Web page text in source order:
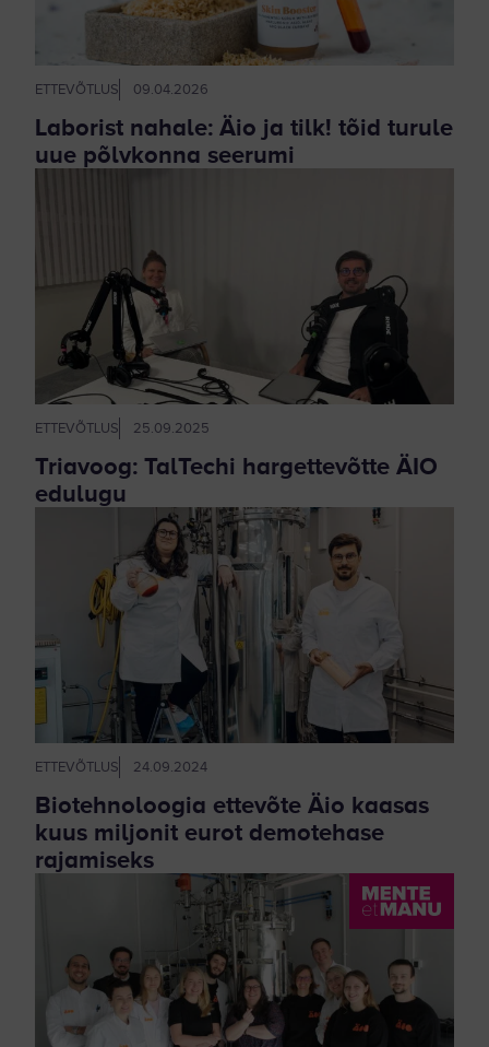
ETTEVÕTLUS 09.04.2026
Laborist nahale: Äio ja tilk! tõid turule
uue põlvkonna seerumi
ETTEVÕTLUS 25.09.2025
Triavoog: TalTechi hargettevõtte ÄIO
edulugu
ETTEVÕTLUS 24.09.2024
Biotehnoloogia ettevõte Äio kaasas
kuus miljonit eurot demotehase
rajamiseks